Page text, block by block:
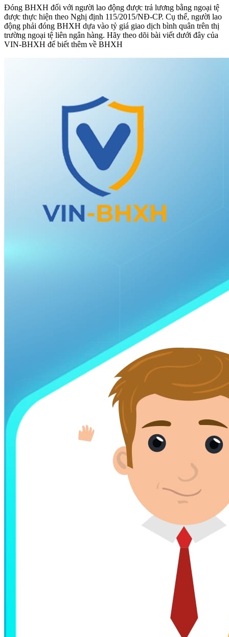
Đóng BHXH đối với người lao động được trả lương bằng ngoại tệ
được thực hiện theo Nghị định 115/2015/NĐ-CP. Cụ thể, người lao
động phải đóng BHXH dựa vào tỷ giá giao dịch bình quân trên thị
trường ngoại tệ liên ngân hàng. Hãy theo dõi bài viết dưới đây của
VIN-BHXH để biết thêm về BHXH